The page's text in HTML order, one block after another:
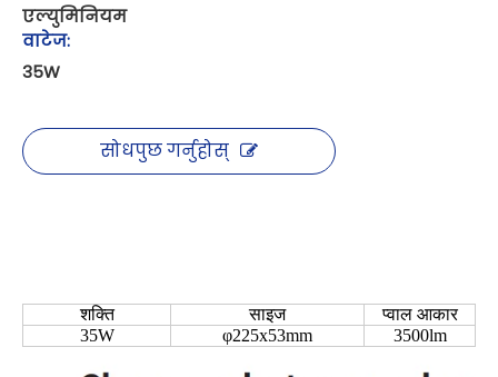
एल्युमिनियम
वाटेज:
35W
सोधपुछ गर्नुहोस्
शक्ति साइज
प्वाल आकार
35W
φ225x53mm 3500lm